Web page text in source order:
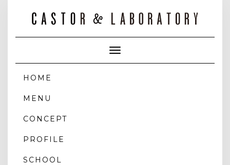
Toggle
Navigation
HOME
MENU
CONCEPT
PROFILE
SCHOOL